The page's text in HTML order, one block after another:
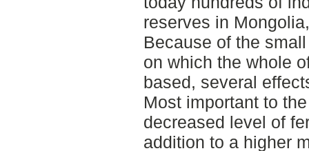
reserves in
Because of the
on which the whole
based, several
Most important to
decreased level of
addition to a higher